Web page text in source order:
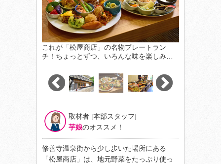
これが「松屋商店」の名物プレートラン
チ！ちょっとずつ、いろんな味を楽しみ…
取材者 [本部スタッフ]
芋娘のオススメ！
修善寺温泉街から少し歩いた場所にある
「松屋商店」は、地元野菜をたっぷり使っ